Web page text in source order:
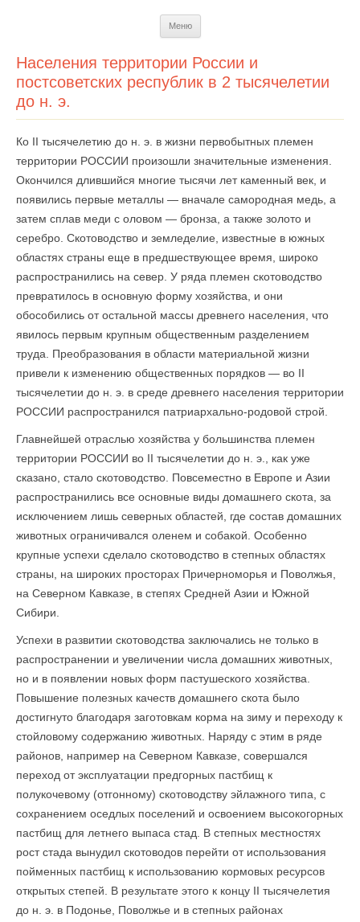
Меню
Населения территории России и
постсоветских республик в 2 тысячелетии
до н. э.
Ко II тысячелетию до н. э. в жизни первобытных племен
территории РОССИИ произошли значительные изменения.
Окончился длившийся многие тысячи лет каменный век, и
появились первые металлы — вначале самородная медь, а
затем сплав меди с оловом — бронза, а также золото и
серебро. Скотоводство и земледелие, известные в южных
областях страны еще в предшествующее время, широко
распространились на север. У ряда племен скотоводство
превратилось в основную форму хозяйства, и они
обособились от остальной массы древнего населения, что
явилось первым крупным общественным разделением
труда. Преобразования в области материальной жизни
привели к изменению общественных порядков — во II
тысячелетии до н. э. в среде древнего населения территории
РОССИИ распространился патриархально-родовой строй.
Главнейшей отраслью хозяйства у большинства племен
территории РОССИИ во II тысячелетии до н. э., как уже
сказано, стало скотоводство. Повсеместно в Европе и Азии
распространились все основные виды домашнего скота, за
исключением лишь северных областей, где состав домашних
животных ограничивался оленем и собакой. Особенно
крупные успехи сделало скотоводство в степных областях
страны, на широких просторах Причерноморья и Поволжья,
на Северном Кавказе, в степях Средней Азии и Южной
Сибири.
Успехи в развитии скотоводства заключались не только в
распространении и увеличении числа домашних животных,
но и в появлении новых форм пастушеского хозяйства.
Повышение полезных качеств до­машнего скота было
достигнуто благодаря заготовкам корма на зиму и переходу к
стойловому содержанию животных. Наряду с этим в ряде
районов, например на Северном Кавказе, совершался
переход от эксплуа­тации предгорных пастбищ к
полукочевому (отгонному) скотоводству эйлажного типа, с
сохранением оседлых поселений и освоением высокогорных
пастбищ для летнего выпаса стад. В степных местностях
рост стада вынудил скотоводов перейти от использования
пойменных пастбищ к использованию кормовых ресурсов
открытых степей. В результате этого к концу II тысячелетия
до н. э. в Подонье, Поволжье и в степных районах